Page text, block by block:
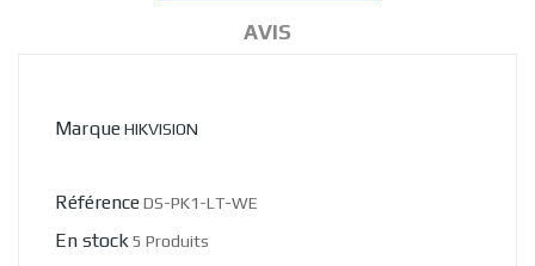
AVIS
MarqueHIKVISION
RéférenceDS-PK1-LT-WE
En stock5 Produits